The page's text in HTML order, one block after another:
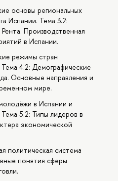
основы региональных
Испании. Тема 3.2:
Производственная
в Испании.
режимы стран
4.2: Демографические
Основные направления и
мире.
в Испании и
5.2: Типы лидеров в
экономической
политическая система
понятия сферы